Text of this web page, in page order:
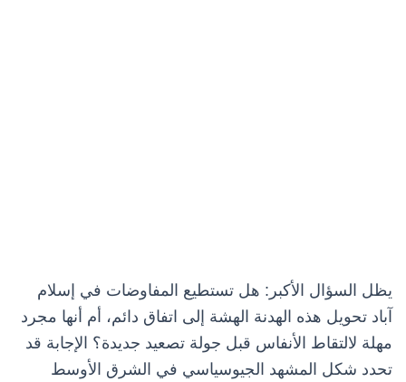
يظل السؤال الأكبر: هل تستطيع المفاوضات في إسلام
آباد تحويل هذه الهدنة الهشة إلى اتفاق دائم، أم أنها مجرد
مهلة لالتقاط الأنفاس قبل جولة تصعيد جديدة؟ الإجابة قد
تحدد شكل المشهد الجيوسياسي في الشرق الأوسط